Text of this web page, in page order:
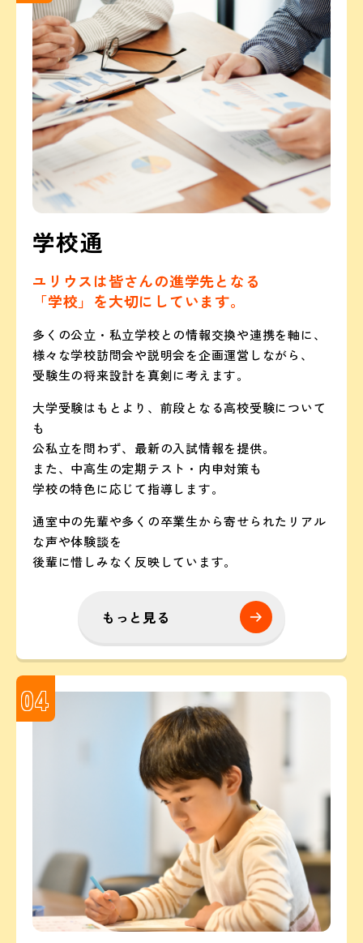
学校通
ユリウスは皆さんの進学先となる
「学校」を大切にしています。
多くの公立・私立学校との情報交換や連携を軸に、
様々な学校訪問会や説明会を企画運営しながら、
受験生の将来設計を真剣に考えます。
大学受験はもとより、前段となる高校受験について
も
公私立を問わず、最新の入試情報を提供。
また、中高生の定期テスト・内申対策も
学校の特色に応じて指導します。
通室中の先輩や多くの卒業生から寄せられたリアル
な声や体験談を
後輩に惜しみなく反映しています。
もっと見る
04